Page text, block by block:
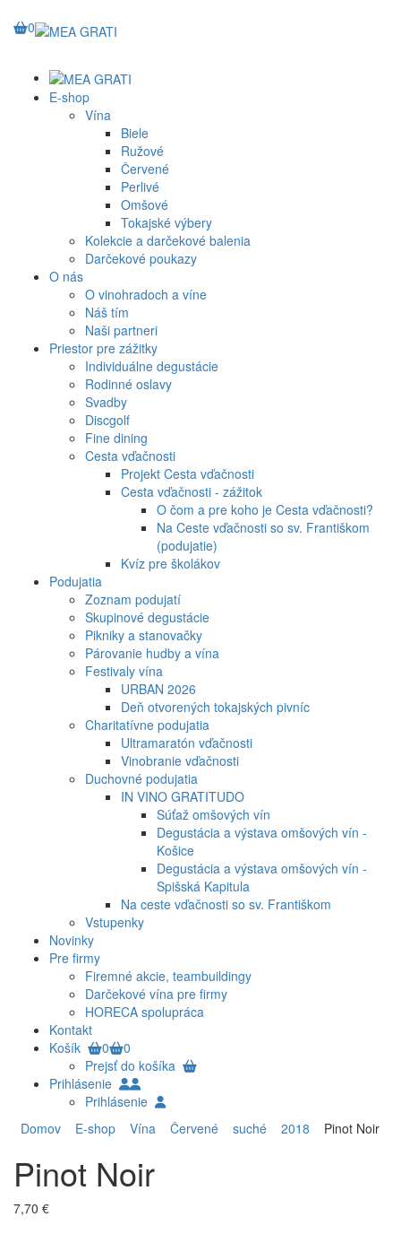
0
E-shop
Vína
Biele
Ružové
Červené
Perlivé
Omšové
Tokajské výbery
Kolekcie a darčekové balenia
Darčekové poukazy
O nás
O vinohradoch a víne
Náš tím
Naši partneri
Priestor pre zážitky
Individuálne degustácie
Rodinné oslavy
Svadby
Discgolf
Fine dining
Cesta vďačnosti
Projekt Cesta vďačnosti
Cesta vďačnosti - zážitok
O čom a pre koho je Cesta vďačnosti?
Na Ceste vďačnosti so sv. Františkom
(podujatie)
Kvíz pre školákov
Podujatia
Zoznam podujatí
Skupinové degustácie
Pikniky a stanovačky
Párovanie hudby a vína
Festivaly vína
URBAN 2026
Deň otvorených tokajských pivníc
Charitatívne podujatia
Ultramaratón vďačnosti
Vinobranie vďačnosti
Duchovné podujatia
IN VINO GRATITUDO
Súťaž omšových vín
Degustácia a výstava omšových vín -
Košice
Degustácia a výstava omšových vín -
Spišská Kapitula
Na ceste vďačnosti so sv. Františkom
Vstupenky
Novinky
Pre firmy
Firemné akcie, teambuildingy
Darčekové vína pre firmy
HORECA spolupráca
Kontakt
Košík
0
0
Prejsť do košíka
Prihlásenie
Prihlásenie
Domov
E-shop Vína Červené suché 2018 Pinot Noir
Pinot Noir
7,70 €